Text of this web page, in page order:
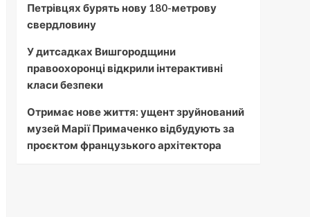
Петрівцях бурять нову 180-метрову
свердловину
У дитсадках Вишгородщини
правоохоронці відкрили інтерактивні
класи безпеки
Отримає нове життя: ущент зруйнований
музей Марії Примаченко відбудують за
проєктом французького архітектора